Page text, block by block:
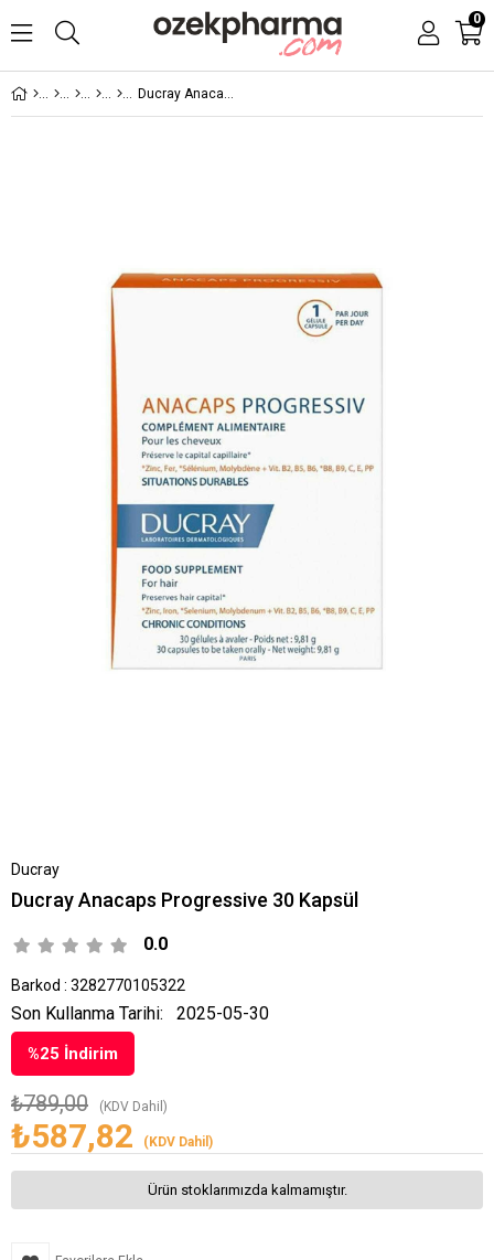
0
Ducray Anacaps Progressive 30 Kapsül
Ducray
Ducray Anacaps Progressive 30 Kapsül
0.0
Barkod : 3282770105322
%25 İndirim
₺789,00 (KDV Dahil)
₺587,82 (KDV Dahil)
Son Kullanma Tarihi: 2025-05-30
Ürün stoklarımızda kalmamıştır.